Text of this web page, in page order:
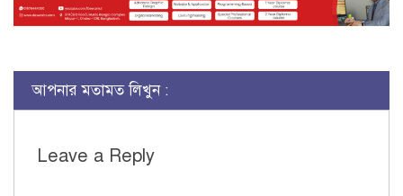
আপনার মতামত লিখুন :
Leave a Reply